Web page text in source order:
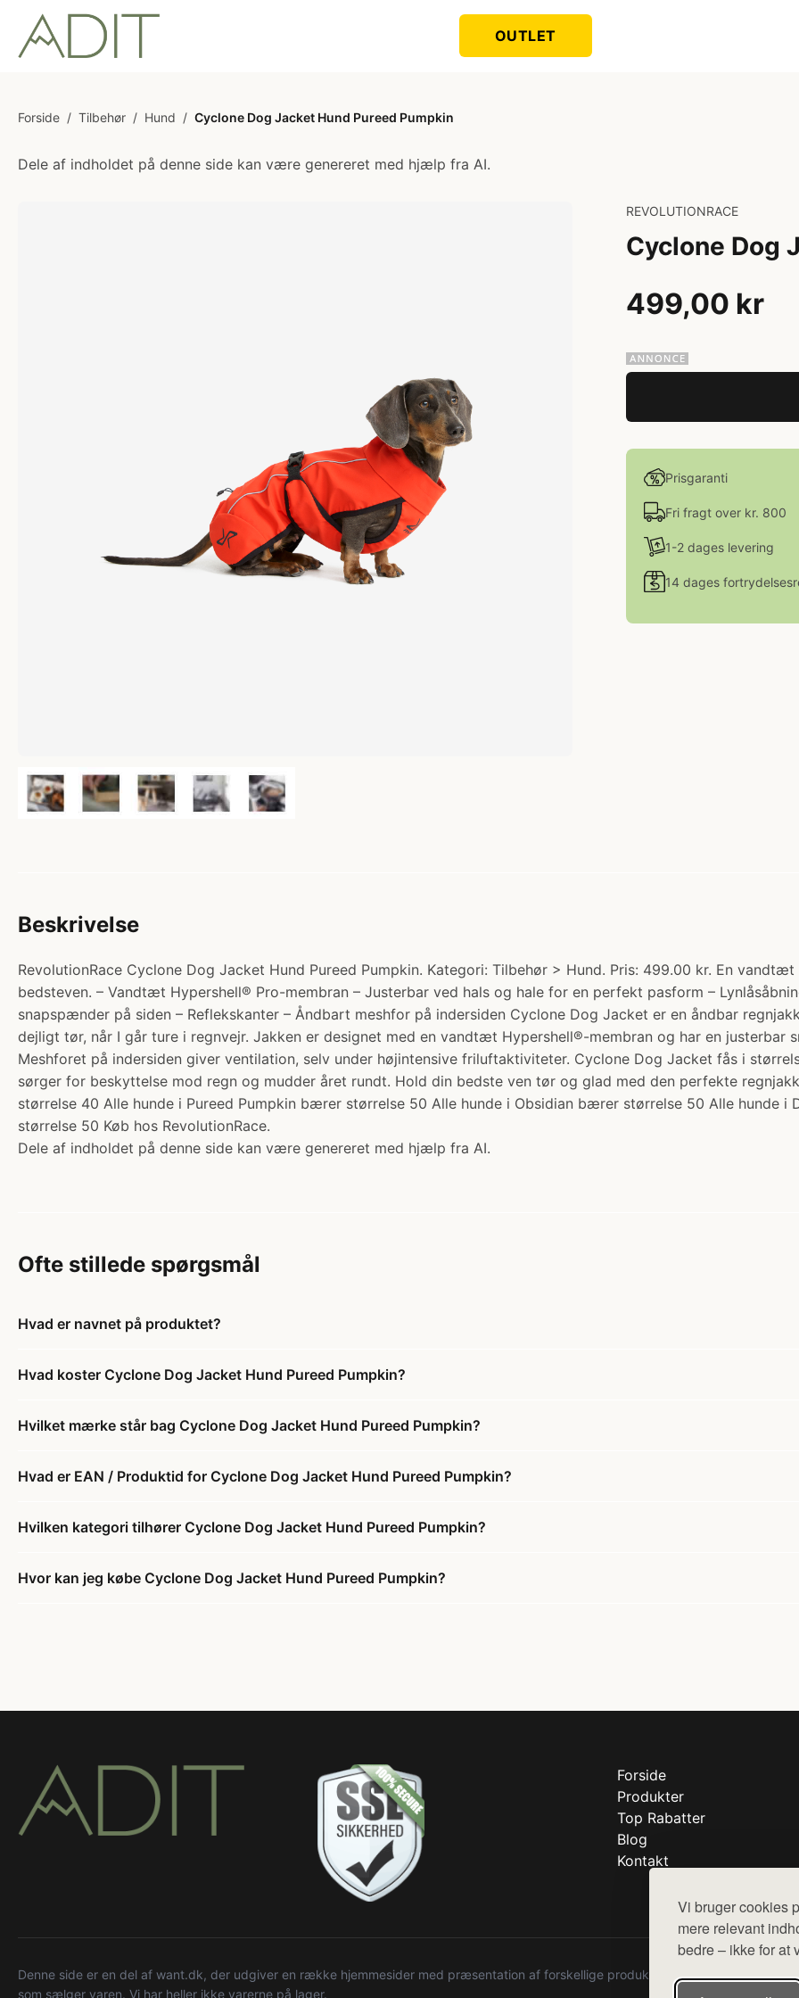
Vi bruger cookies
mere relevant
bedre – ikke for
OUTLET
Forside / Tilbehør / Hund / Cyclone Dog Jacket Hund Pureed Pumpkin
Dele af indholdet på denne side kan være genereret med hjælp fra AI.
REVOLUTIONRACE
Cyclone Dog
499,00 kr
Prisgaranti
Fri fragt over kr. 800
1-2 dages levering
14 dages
Beskrivelse
RevolutionRace Cyclone Dog Jacket Hund Pureed Pumpkin. Kategori: Tilbehør > Hund. Pris: 499.00 kr. En
bedsteven. – Vandtæt Hypershell® Pro-membran – Justerbar ved hals og hale for en perfekt pasform –
snapspænder på siden – Reflekskanter – Åndbart meshfor på indersiden Cyclone Dog Jacket er en åndbar
dejligt tør, når I går ture i regnvejr. Jakken er designet med en vandtæt Hypershell®-membran og har en justerbar
Meshforet på indersiden giver ventilation, selv under højintensive friluftaktiviteter. Cyclone Dog Jacket fås i
sørger for beskyttelse mod regn og mudder året rundt. Hold din bedste ven tør og glad med den perfekte
størrelse 40 Alle hunde i Pureed Pumpkin bærer størrelse 50 Alle hunde i Obsidian bærer størrelse 50 Alle hunde
størrelse 50 Køb hos RevolutionRace.
Dele af indholdet på denne side kan være genereret med hjælp fra AI.
Ofte stillede spørgsmål
Hvad er navnet på produktet?
Hvad koster Cyclone Dog Jacket Hund Pureed Pumpkin?
Hvilket mærke står bag Cyclone Dog Jacket Hund Pureed Pumpkin?
Hvad er EAN / Produktid for Cyclone Dog Jacket Hund Pureed Pumpkin?
Hvilken kategori tilhører Cyclone Dog Jacket Hund Pureed Pumpkin?
Hvor kan jeg købe Cyclone Dog Jacket Hund Pureed Pumpkin?
Forside
Produkter
Top Rabatter
Blog
Kontakt
Denne side er en del af want.dk, der udgiver en række hjemmesider med præsentation af forskellige produkter fra diverse
som sælger varen. Vi har heller ikke varerne på lager.